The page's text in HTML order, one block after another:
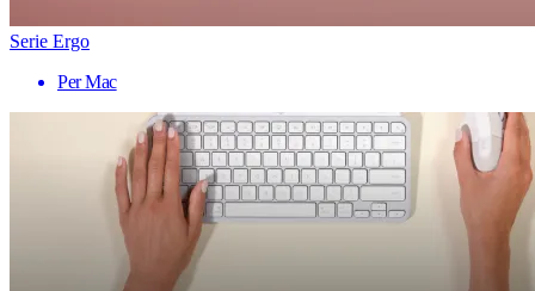
Serie Ergo
Per Mac